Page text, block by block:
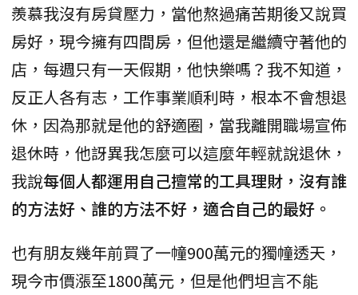
羨慕我沒有房貸壓力，當他熬過痛苦期後又說買
房好，現今擁有四間房，但他還是繼續守著他的
店，每週只有一天假期，他快樂嗎？我不知道，
反正人各有志，工作事業順利時，根本不會想退
休，因為那就是他的舒適圈，當我離開職場宣佈
退休時，他訝異我怎麼可以這麼年輕就說退休，
我說每個人都運用自己擅常的工具理財，沒有誰
的方法好、誰的方法不好，適合自己的最好。
也有朋友幾年前買了一幢900萬元的獨幢透天，
現今市價漲至1800萬元，但是他們坦言不能